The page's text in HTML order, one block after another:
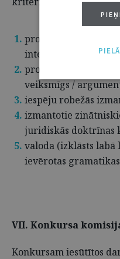
problēmas
interesanta tiesību
problēmas
veiksmīgs /
iespēju robežās
izmantotie
juridiskās doktrīnas
valoda (izklāsts
ievērotas
VII. Konkursa
Konkursam iesūtītos